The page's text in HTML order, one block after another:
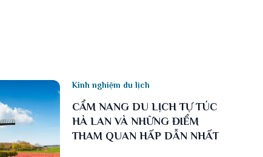
Kinh nghiệm du lịch
CẨM NANG DU LỊCH TỰ TÚC
HÀ LAN VÀ NHỮNG ĐIỂM
THAM QUAN HẤP DẪN NHẤT